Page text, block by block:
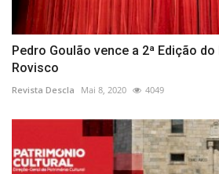
Pedro Goulão vence a 2ª Edição
Rovisco
Revista Descla Mai 8, 2020 4049